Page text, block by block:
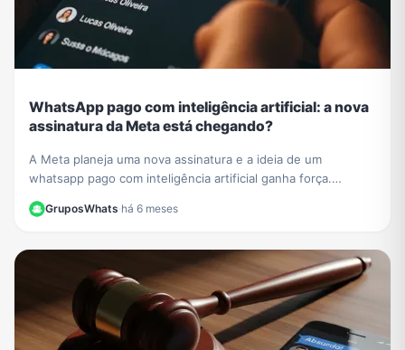
WhatsApp pago com inteligência artificial: a nova
assinatura da Meta está chegando?
A Meta planeja uma nova assinatura e a ideia de um
whatsapp pago com inteligência artificial ganha força.
GruposWhats·há 6 meses